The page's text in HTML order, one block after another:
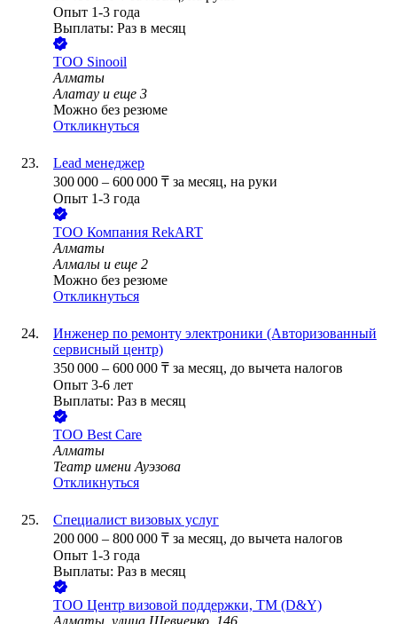
Опыт 1-3 года
Выплаты: Раз в месяц
ТОО Sinooil
Алматы
Алатау и еще 3
Можно без резюме
Откликнуться
Lead менеджер
300 000 – 600 000 ₸ за месяц, на руки
Опыт 1-3 года
ТОО Компания RekART
Алматы
Алмалы и еще 2
Можно без резюме
Откликнуться
Инженер по ремонту электроники (Авторизованный
сервисный центр)
350 000 – 600 000 ₸ за месяц, до вычета налогов
Опыт 3-6 лет
Выплаты: Раз в месяц
ТОО Best Care
Алматы
Театр имени Ауэзова
Откликнуться
Специалист визовых услуг
200 000 – 800 000 ₸ за месяц, до вычета налогов
Опыт 1-3 года
Выплаты: Раз в месяц
ТОО Центр визовой поддержки, ТМ (D&Y)